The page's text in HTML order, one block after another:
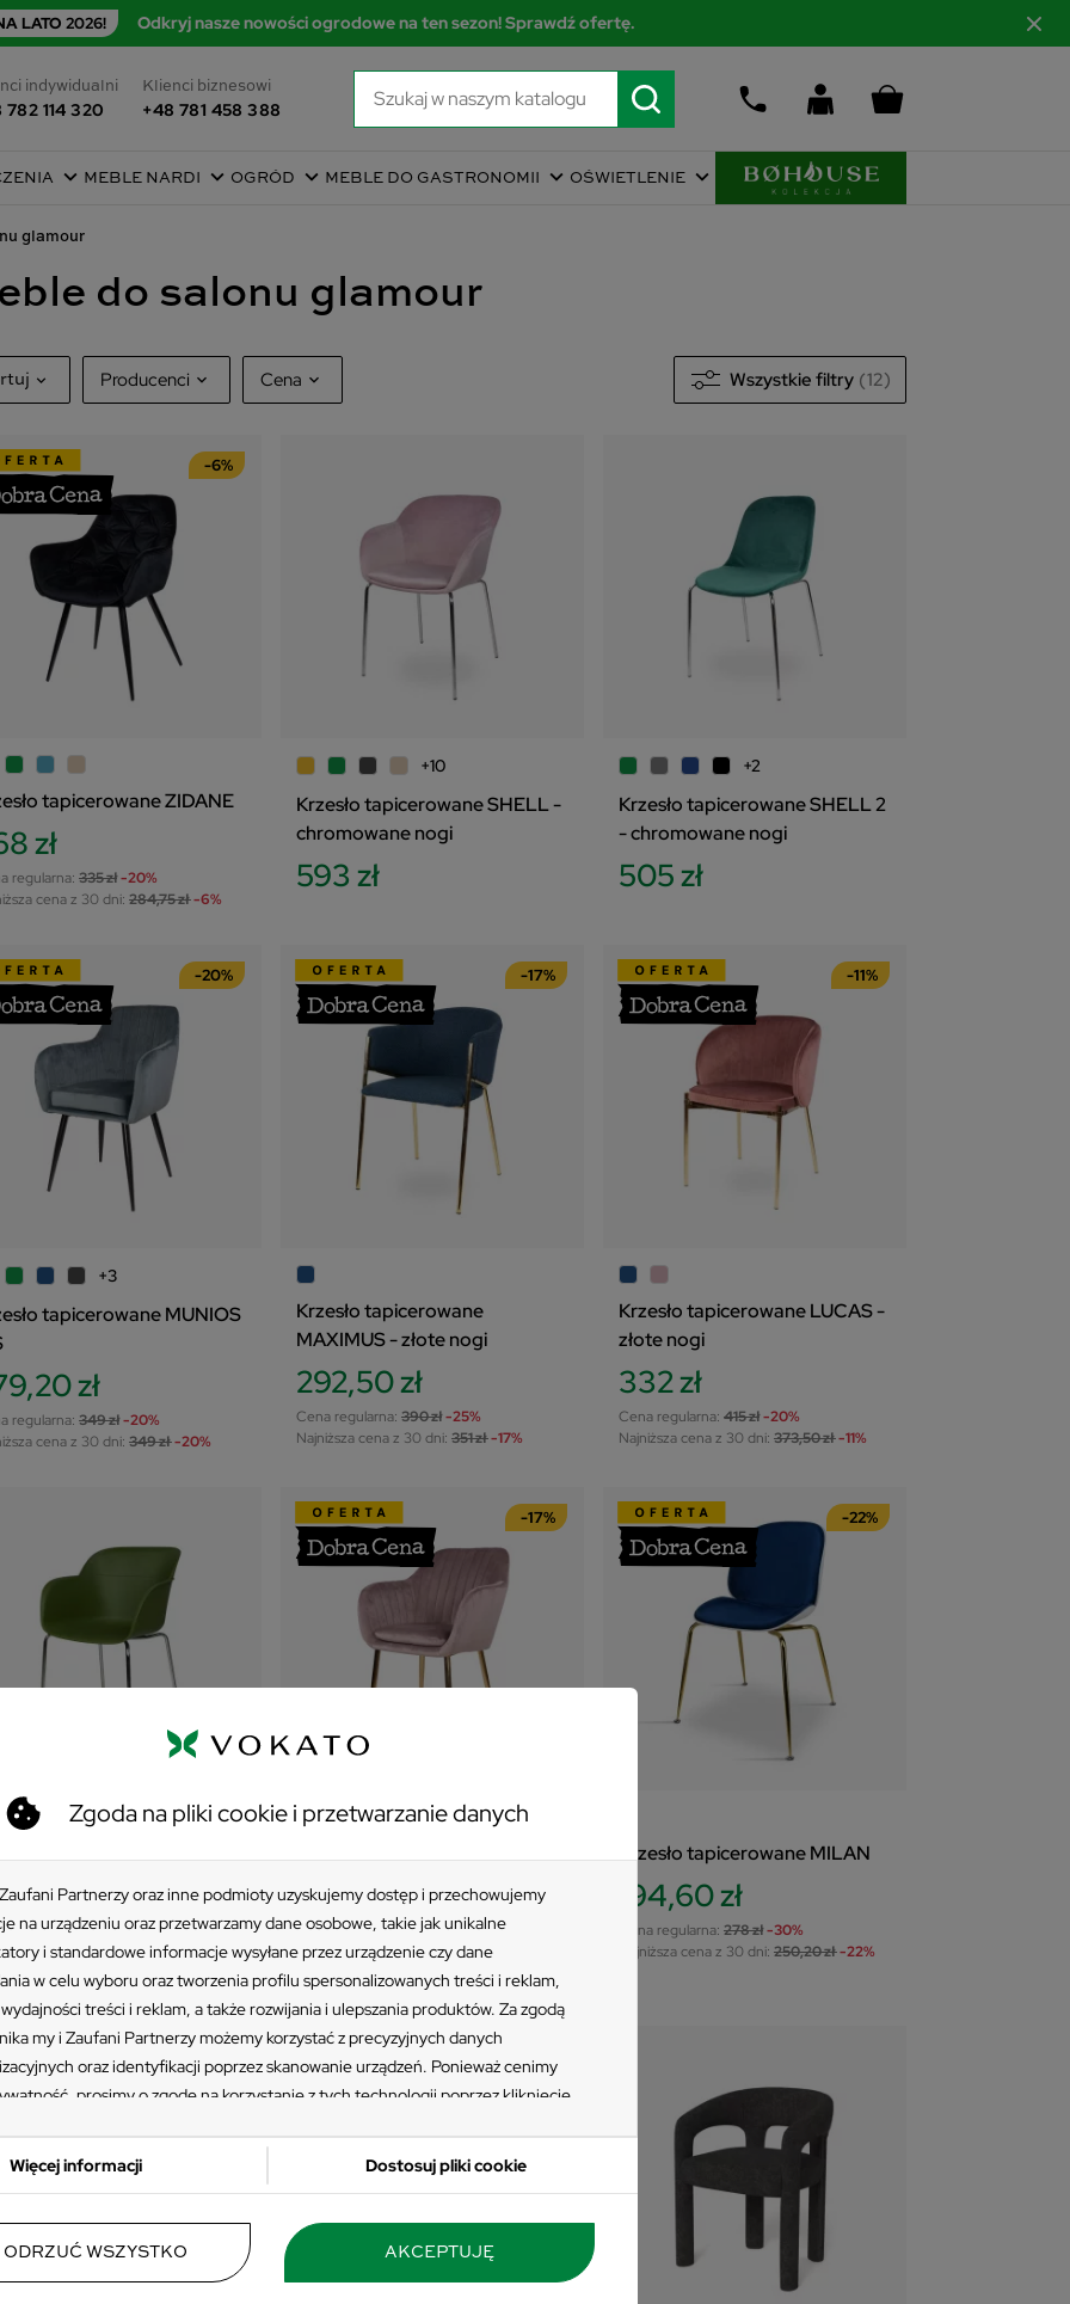
LATO 2026! Odkryj nasze nowości ogrodowe na ten sezon! Sprawdź ofertę.
indywidualni
782 114 320
Klienci biznesowi
+48 781 458 388
Zgoda na pliki cookie i przetwarzanie danych
Partnerzy oraz inne podmioty uzyskujemy dostęp i przechowujemy
na urządzeniu oraz przetwarzamy dane osobowe, takie jak unikalne
i standardowe informacje wysyłane przez urządzenie czy dane
w celu wyboru oraz tworzenia profilu spersonalizowanych treści i reklam,
treści i reklam, a także rozwijania i ulepszania produktów. Za zgodą
my i Zaufani Partnerzy możemy korzystać z precyzyjnych danych
oraz identyfikacji poprzez skanowanie urządzeń. Ponieważ cenimy
prosimy o zgodę na korzystanie z tych technologii poprzez kliknięcie
prywatności znajdujący się w lewym dolnym rogu strony. Niektóre rodzaje
danych nie wymagają zgody użytkownika, ale masz prawo sprzeciwić się
się z poniższymi informacjami, abyś mógł świadomie i komfortowo korzystać z
www. Szczegółowe informacje dotyczące przetwarzania Twoich danych
Więcej informacji Dostosuj pliki cookie
ODRZUĆ WSZYSTKO AKCEPTUJĘ
MEBLE NARDI OGRÓD MEBLE DO GASTRONOMII OŚWIETLENIE
glamour
do salonu glamour
nowe produkty
od A do Z
od Z do A
od najniższej do najwyższej
od najwyższej do najniższej
Producenci
Home Base 6
UNIQUE
Cena Wszystkie filtry (12)
-6%
tapicerowane ZIDANE
zł
regularna: 335 zł-20%
cena z 30 dni: 284,75 zł-6%
+10
Krzesło tapicerowane SHELL -
chromowane nogi
593 zł
+2
Krzesło tapicerowane SHELL 2
- chromowane nogi
505 zł
-20%
+3
tapicerowane MUNIOS
zł
regularna: 349 zł-20%
cena z 30 dni: 349 zł-20%
-17%
Krzesło tapicerowane
MAXIMUS - złote nogi
292,50 zł
Cena regularna: 390 zł-25%
Najniższa cena z 30 dni: 351 zł-17%
-11%
Krzesło tapicerowane LUCAS -
złote nogi
332 zł
Cena regularna: 415 zł-20%
Najniższa cena z 30 dni: 373,50 zł-11%
+1
SHELL - chromowane
zł
-17%
374,25 zł
Cena regularna:499 zł-25%
Najniższa cena z 30 dni: 449,10 zł-17%
-22%
Krzesło tapicerowane MILAN
194,60 zł
Cena regularna: 278 zł-30%
Najniższa cena z 30 dni: 250,20 zł-22%